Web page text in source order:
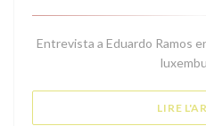
Entrevista a Eduardo Ramos
LIRE